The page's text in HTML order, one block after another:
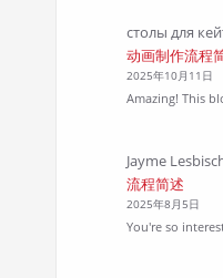
столы для
动画制作流程
2025年10月11日
Amazing! This
Jayme
流程简述
2025年8月5日
You're so